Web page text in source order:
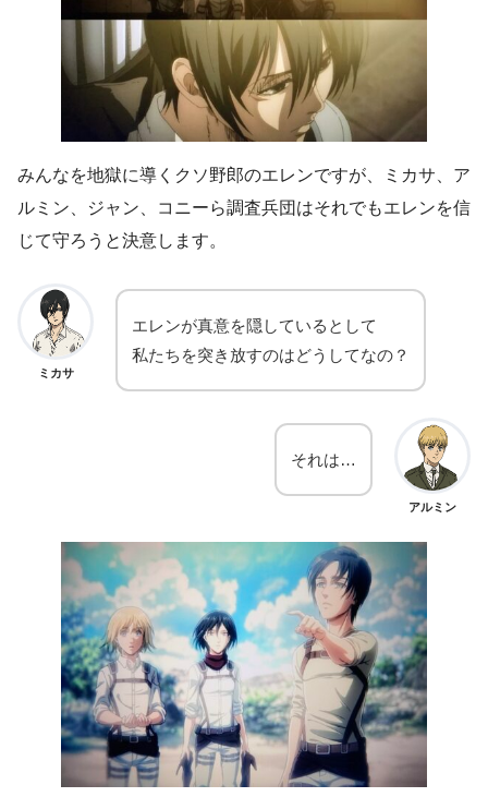
みんなを地獄に導くクソ野郎のエレンですが、ミカサ、ア
ルミン、ジャン、コニーら調査兵団はそれでもエレンを信
じて守ろうと決意します。
ミカサ
エレンが真意を隠しているとして
私たちを突き放すのはどうしてなの？
アルミン
それは…